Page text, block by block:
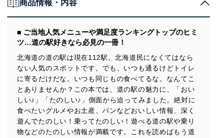
商品情報・内容
■ ご当地人気メニューや満足度ランキングトップのヒミ
ツ…道の駅好きなら必見の一冊！
北海道の道の駅は現在112駅。北海道民になくてはなら
ない人気のスポットです。でも、いつも通るけどトイレ
に寄るだけだな。いつも同じもの食べてるな。なんてこ
とありませんか？この本では、道の駅の魅力に、「おい
しい♪」「たのしい♪」側面から迫ってみました。絶対に
食べたいグルメやお土産、パンなどおいしい情報、深く
遊んでたのしい！乗ってたのしい！遊べる道の駅や乗り
物などのたのしい情報が満載です。これを読めばもう道